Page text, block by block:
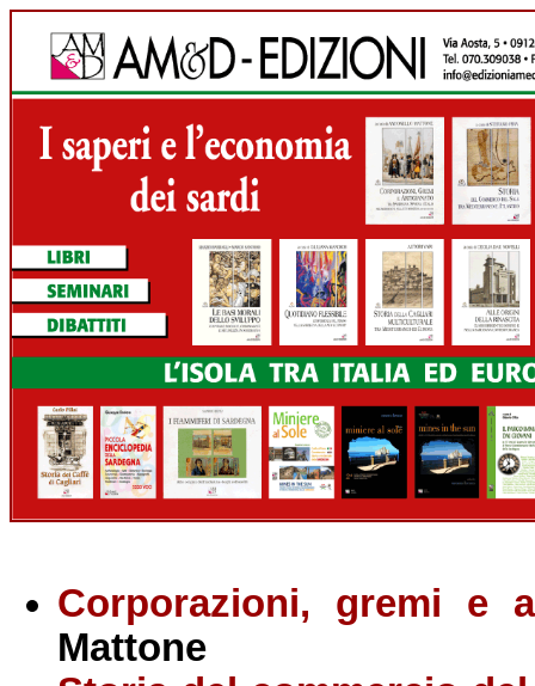
Corporazioni, gremi e
Mattone